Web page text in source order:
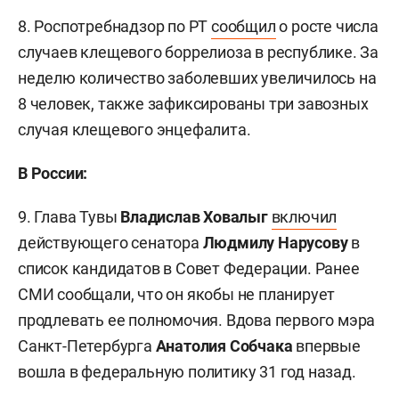
8. Роспотребнадзор по РТсообщило росте числа
случаев клещевого боррелиоза в республике. За
неделю количество заболевших увеличилось на
8 человек, также зафиксированы три завозных
случая клещевого энцефалита.
В России:
9. Глава Тувы Владислав Ховалыг включил
действующего сенатора Людмилу Нарусовув
список кандидатов в Совет Федерации. Ранее
СМИ сообщали, что он якобы не планирует
продлевать ее полномочия. Вдова первого мэра
Санкт-Петербурга Анатолия Собчака впервые
вошла в федеральную политику 31 год назад.